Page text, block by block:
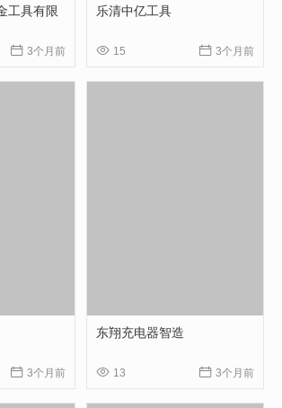
工具有限
 3个月前
乐清中亿工具
 15  3个月前
 3个月前
东翔充电器智造
 13  3个月前